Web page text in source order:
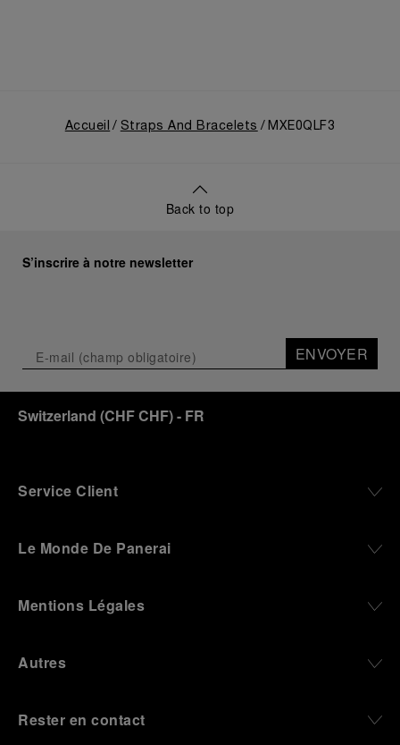
Accueil Straps And Bracelets MXE0QLF3
Back to top
S’inscrire à notre newsletter
ENVOYER
Switzerland (CHF CHF)- FR
Service Client
Le Monde De Panerai
Mentions Légales
Autres
Rester en contact